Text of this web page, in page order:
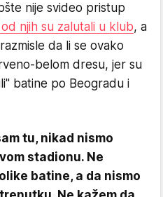
nije svideo pristup
njih su zalutali u klub, a
da li se ovako
belom dresu, jer su
batine po Beogradu i
tu, nikad nismo
stadionu. Ne
batine, a da nismo